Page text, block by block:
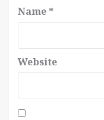
Name *
Website